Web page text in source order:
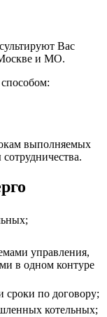
Вас
и МО.
выполняемых
управления,
в одном контуре
сроки по договору;
котельных;